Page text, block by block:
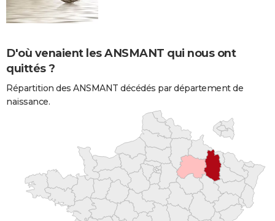
D'où venaient les ANSMANT qui nous ont
quittés ?
Répartition des ANSMANT décédés par département de
naissance.